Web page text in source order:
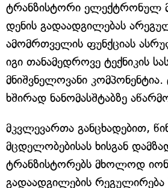
ტრანზისტორი ელექტრონულ
დენის გადაადგილებას
ამომრთველის ფუნქციას
იგი თანამედროვე ტექნიკის
მნიშვნელოვანი
ხშირად ნანომასშტაბზე
მკვლევართა განცხადებით,
მცდელობებისას ხისგან
ტრანზისტორებს მხოლოდ
გადაადგილების რეგულირება